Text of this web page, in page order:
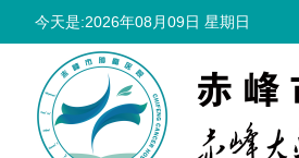
今天是:2026年08月09日 星期日